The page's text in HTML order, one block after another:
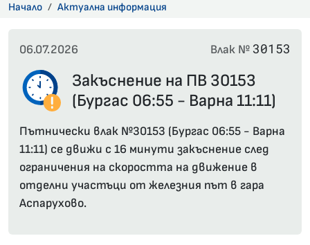
Начало Актуална информация
06.07.2026 Влак № 30153
Закъснение на ПВ 30153
(Бургас 06:55 - Варна 11:11)
Пътнически влак №30153 (Бургас 06:55 - Варна
11:11) се движи с 16 минути закъснение след
ограничения на скоростта на движение в
отделни участъци от железния път в гара
Аспарухово.